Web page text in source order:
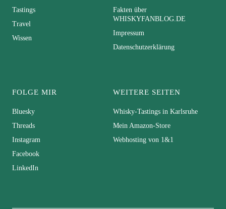
Tastings
Travel
Wissen
Fakten über
WHISKYFANBLOG.DE
Impressum
Datenschutzerklärung
FOLGE MIR
Bluesky
Threads
Instagram
Facebook
LinkedIn
WEITERE SEITEN
Whisky-Tastings in Karlsruhe
Mein Amazon-Store
Webhosting von 1&1